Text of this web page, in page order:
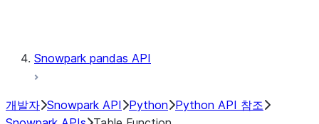
Snowpark pandas API
개발자 Snowpark API Python Python API 참조